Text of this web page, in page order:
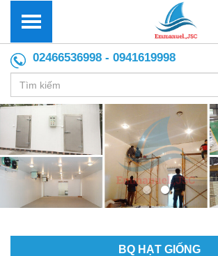
02466536998 - 0941619998
BQ HẠT GIỐNG